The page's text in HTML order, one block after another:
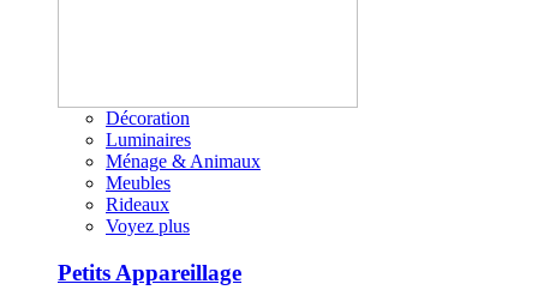
Décoration
Luminaires
Ménage & Animaux
Meubles
Rideaux
Voyez plus
Petits Appareillage